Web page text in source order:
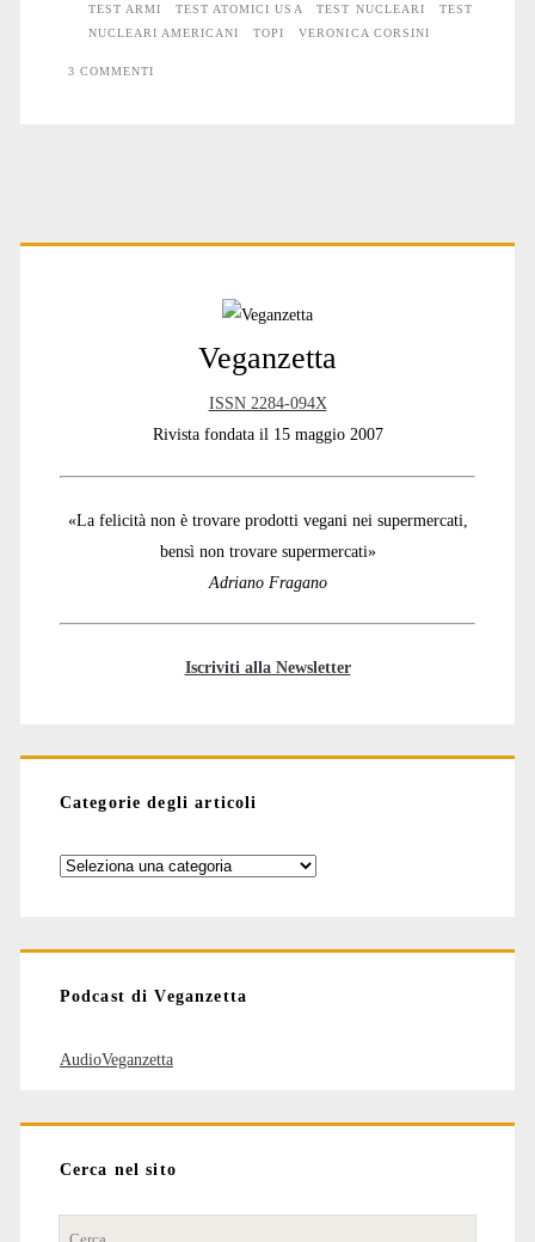
TEST ARMI
TEST ATOMICI USA TEST NUCLEARI
TEST
NUCLEARI AMERICANI
TOPI VERONICA CORSINI
3 COMMENTI
Primary
Veganzetta
ISSN 2284-094X
Rivista fondata il 15 maggio 2007
«La felicità non è trovare prodotti vegani nei supermercati,
bensì non trovare supermercati»
Adriano Fragano
Iscriviti alla Newsletter
Categorie degli articoli
Categorie
Podcast di Veganzetta
AudioVeganzetta
Cerca nel sito
Cerca